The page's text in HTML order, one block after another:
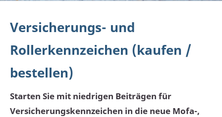
Versicherungs- und
Rollerkennzeichen (kaufen /
bestellen)
Starten Sie mit niedrigen Beiträgen für
Versicherungskennzeichen in die neue Mofa-,